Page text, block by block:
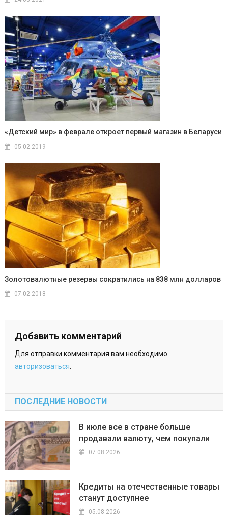
«Детский мир» в феврале откроет первый магазин в Беларуси
05.02.2019
Золотовалютные резервы сократились на 838 млн долларов
07.02.2018
Добавить комментарий
Для отправки комментария вам необходимо
авторизоваться
ПОСЛЕДНИЕ НОВОСТИ
В июле все в стране больше
продавали валюту, чем покупали
07.08.2026
Кредиты на отечественные товары
станут доступнее
05.08.2026